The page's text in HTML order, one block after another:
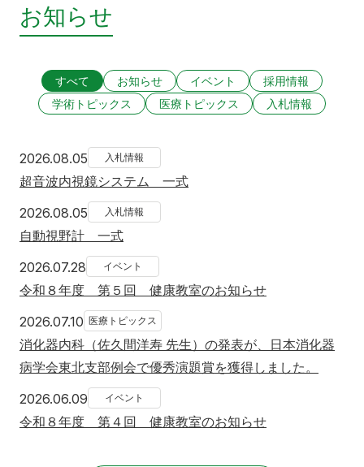
お知らせ
すべて お知らせ イベント
採用情報
学術トピックス
医療トピックス 入札情報
2026.08.05 2026年8月5日
入札情報
超音波内視鏡システム 一式
2026.08.05 2026年8月5日
入札情報
自動視野計 一式
2026.07.28 2026年7月28日
イベント
令和８年度 第５回 健康教室のお知らせ
2026.07.10 2026年7月10日
医療トピックス
消化器内科（佐久間洋寿 先生）の発表が、日本消化器
病学会東北支部例会で優秀演題賞を獲得しました。
2026.06.09 2026年6月9日
イベント
令和８年度 第４回 健康教室のお知らせ